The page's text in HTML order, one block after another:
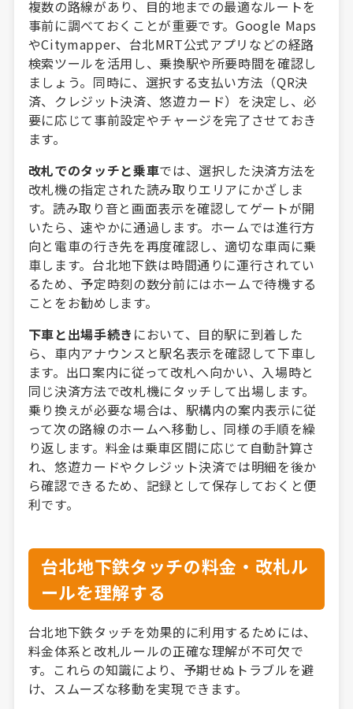
複数の路線があり、目的地までの最適なルートを
事前に調べておくことが重要です。Google Maps
やCitymapper、台北MRT公式アプリなどの経路
検索ツールを活用し、乗換駅や所要時間を確認し
ましょう。同時に、選択する支払い方法（QR決
済、クレジット決済、悠遊カード）を決定し、必
要に応じて事前設定やチャージを完了させておき
ます。
改札でのタッチと乗車では、選択した決済方法を
改札機の指定された読み取りエリアにかざしま
す。読み取り音と画面表示を確認してゲートが開
いたら、速やかに通過します。ホームでは進行方
向と電車の行き先を再度確認し、適切な車両に乗
車します。台北地下鉄は時間通りに運行されてい
るため、予定時刻の数分前にはホームで待機する
ことをお勧めします。
下車と出場手続き において、目的駅に到着した
ら、車内アナウンスと駅名表示を確認して下車し
ます。出口案内に従って改札へ向かい、入場時と
同じ決済方法で改札機にタッチして出場します。
乗り換えが必要な場合は、駅構内の案内表示に従
って次の路線のホームへ移動し、同様の手順を繰
り返します。料金は乗車区間に応じて自動計算さ
れ、悠遊カードやクレジット決済では明細を後か
ら確認できるため、記録として保存しておくと便
利です。
台北地下鉄タッチの料金・改札ル
ールを理解する
台北地下鉄タッチを効果的に利用するためには、
料金体系と改札ルールの正確な理解が不可欠で
す。これらの知識により、予期せぬトラブルを避
け、スムーズな移動を実現できます。